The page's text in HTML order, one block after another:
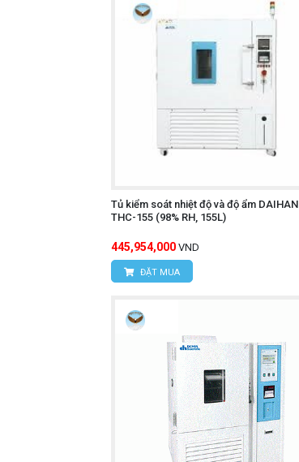
Tủ kiểm soát nhiệt độ và độ ẩm DAIHAN
THC-155 (98% RH, 155L)
445,954,000 VND
ĐẶT MUA